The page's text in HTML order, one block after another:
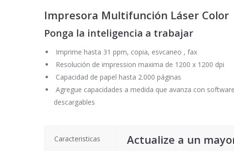
Impresora Multifunción Láser Color
Ponga la inteligencia a trabajar
Imprime hasta 31 ppm, copia, esvcaneo , fax
Resolución de impression maxima de 1200 x 1200 dpi
Capacidad de papel hasta 2.000 páginas
Agregue capacidades a medida que avanza con
descargables
Caracteristicas Actualize a un